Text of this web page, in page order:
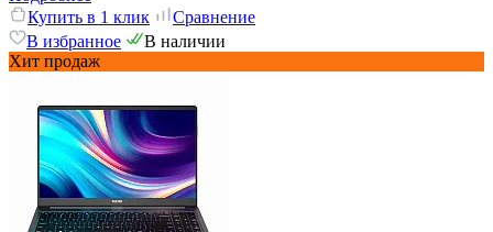
Купить в 1 клик
Сравнение
В избранное
В наличии
Хит продаж